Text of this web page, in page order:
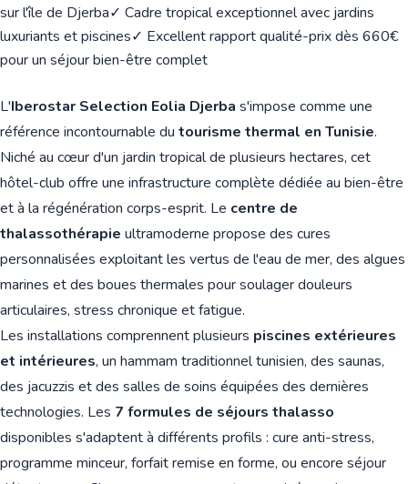
sur l'île de Djerba✓ Cadre tropical exceptionnel avec jardins
luxuriants et piscines✓ Excellent rapport qualité-prix dès 660€
pour un séjour bien-être complet
L'Iberostar Selection Eolia Djerba s'impose comme une
référence incontournable du tourisme thermal en Tunisie.
Niché au cœur d'un jardin tropical de plusieurs hectares, cet
hôtel-club offre une infrastructure complète dédiée au bien-être
et à la régénération corps-esprit. Le centre de
thalassothérapie ultramoderne propose des cures
personnalisées exploitant les vertus de l'eau de mer, des algues
marines et des boues thermales pour soulager douleurs
articulaires, stress chronique et fatigue.
Les installations comprennent plusieurs piscines extérieures
et intérieures, un hammam traditionnel tunisien, des saunas,
des jacuzzis et des salles de soins équipées des dernières
technologies. Les 7 formules de séjours thalasso
disponibles s'adaptent à différents profils : cure anti-stress,
programme minceur, forfait remise en forme, ou encore séjour